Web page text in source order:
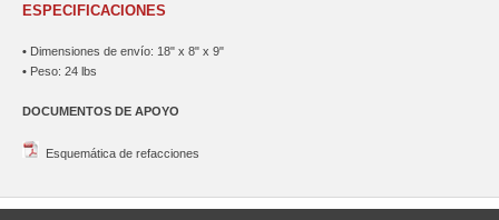
ESPECIFICACIONES
• Dimensiones de envío: 18" x 8" x 9"
• Peso: 24 lbs
DOCUMENTOS DE APOYO
Esquemática de refacciones